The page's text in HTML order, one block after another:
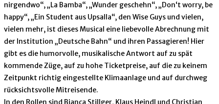
nirgendwo“, „La Bamba“, „Wunder geschehn“, „Don‘t worry, be
happy“, „Ein Student aus Upsalla“, den Wise Guys und vielen,
vielen mehr, ist dieses Musical eine liebevolle Abrechnung mit
der Institution „Deutsche Bahn“ und ihren Passagieren! Hier
gibt es die humorvolle, musikalische Antwort auf zu spät
kommende Züge, auf zu hohe Ticketpreise, auf die zu keinem
Zeitpunkt richtig eingestellte Klimaanlage und auf durchweg
rücksichtsvolle Mitreisende.
In den Rollen sind Bianca Stillger, Klaus Heindl und Christian